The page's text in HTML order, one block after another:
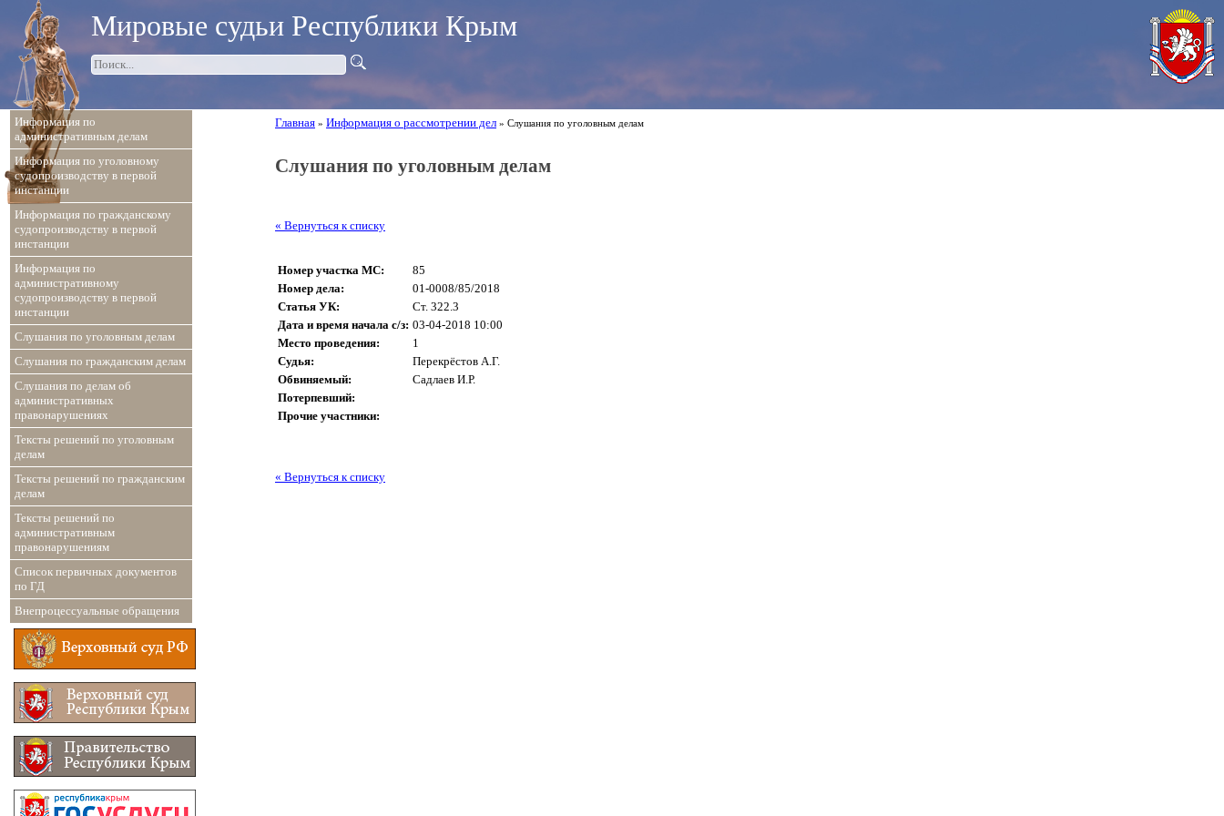
Информация по
административным делам
Информация по уголовному
судопроизводству в первой
инстанции
Информация по гражданскому
судопроизводству в первой
инстанции
Информация по
административному
судопроизводству в первой
инстанции
Слушания по уголовным делам
Слушания по гражданским делам
Слушания по делам об
административных
правонарушениях
Тексты решений по уголовным
делам
Тексты решений по гражданским
делам
Тексты решений по
административным
правонарушениям
Список первичных документов
по ГД
Внепроцессуальные обращения
Мировые судьи Республики Крым
Главная » Информация о рассмотрении дел » Слушания по уголовным делам
Слушания по уголовным делам
« Вернуться к списку
Номер участка МС:
85
Номер дела:
01-0008/85/2018
Статья УК:
Ст. 322.3
Дата и время начала с/з: 03-04-2018 10:00
Место проведения:
1
Судья:
Перекрёстов А.Г.
Обвиняемый:
Садлаев И.Р.
Потерпевший:
Прочие участники:
« Вернуться к списку